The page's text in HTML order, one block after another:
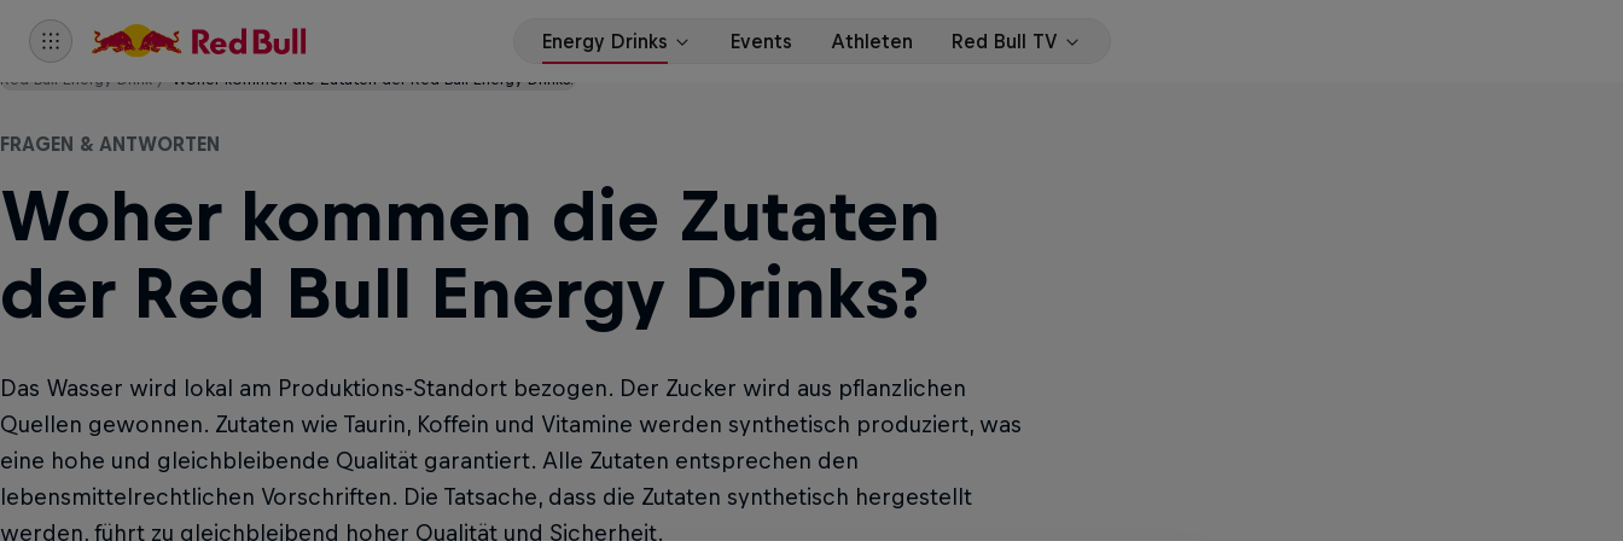
Red Bull Energy Drink Woher kommen die Zutaten der Red Bull Energy Drinks?
FRAGEN & ANTWORTEN
Woher kommen die Zutaten
der Red Bull Energy Drinks?
Das Wasser wird lokal am Produktions-Standort bezogen. Der Zucker wird aus pflanzlichen
Quellen gewonnen. Zutaten wie Taurin, Koffein und Vitamine werden synthetisch produziert, was
eine hohe und gleichbleibende Qualität garantiert. Alle Zutaten entsprechen den
lebensmittelrechtlichen Vorschriften. Die Tatsache, dass die Zutaten synthetisch hergestellt
werden, führt zu gleichbleibend hoher Qualität und Sicherheit.